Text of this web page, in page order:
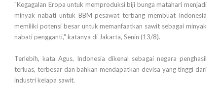
"Kegagalan Eropa untuk memproduksi biji bunga matahari menjadi
minyak nabati untuk BBM pesawat terbang membuat Indonesia
memiliki potensi besar untuk memanfaatkan sawit sebagai minyak
nabati pengganti," katanya di Jakarta, Senin (13/8).
Terlebih, kata Agus, Indonesia dikenal sebagai negara penghasil
terluas, terbesar dan bahkan mendapatkan devisa yang tinggi dari
industri kelapa sawit.